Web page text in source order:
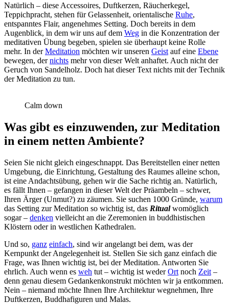
Natürlich – diese Accessoires, Duftkerzen, Räucherkegel,
Teppichpracht, stehen für Gelassenheit, orientalische Ruhe,
entspanntes Flair, angenehmes Setting. Doch bereits in dem
Augenblick, in dem wir uns auf dem Weg in die Konzentration der
meditativen Übung begeben, spielen sie überhaupt keine Rolle
mehr. In derMeditation möchten wir unseren Geist auf eine Ebene
bewegen, dernichts mehr von dieser Welt anhaftet. Auch nicht der
Geruch von Sandelholz. Doch hat dieser Text nichts mit der Technik
der Meditation zu tun.
Calm down
Was gibt es einzuwenden, zur Meditation
in einem netten Ambiente?
Seien Sie nicht gleich eingeschnappt. Das Bereitstellen einer netten
Umgebung, die Einrichtung, Gestaltung des Raumes alleine schon,
ist eine Andachtsübung, gehen wir die Sache richtig an. Natürlich,
es fällt Ihnen – gefangen in dieser Welt der Präambeln – schwer,
Ihren Ärger (Unmut?) zu zäumen. Sie suchen 1000 Gründe, warum
das Setting zur Meditation so wichtig ist, das Ritualwomöglich
sogar – denken vielleicht an die Zeremonien in buddhistischen
Klöstern oder in westlichen Kathedralen.
Und so, ganz einfach, sind wir angelangt bei dem, was der
Kernpunkt der Angelegenheit ist. Stellen Sie sich ganz einfach die
Frage, was Ihnen wichtig ist, bei der Meditation. Antworten Sie
ehrlich. Auch wenn es weh tut – wichtig ist wederOrt noch Zeit –
denn genau diesem Gedankenkonstrukt möchten wir ja entkommen.
Nein – niemand möchte Ihnen Ihre Architektur wegnehmen, Ihre
Duftkerzen, Buddhafiguren und Malas.